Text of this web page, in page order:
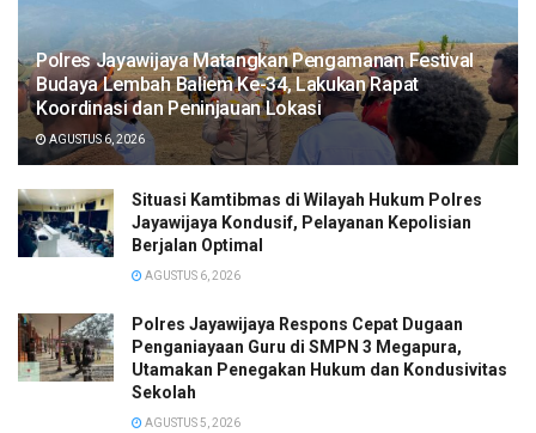
Polres Jayawijaya Matangkan Pengamanan Festival
Budaya Lembah Baliem Ke-34, Lakukan Rapat
Koordinasi dan Peninjauan Lokasi
AGUSTUS 6, 2026
Situasi Kamtibmas di Wilayah Hukum Polres
Jayawijaya Kondusif, Pelayanan Kepolisian
Berjalan Optimal
AGUSTUS 6, 2026
Polres Jayawijaya Respons Cepat Dugaan
Penganiayaan Guru di SMPN 3 Megapura,
Utamakan Penegakan Hukum dan Kondusivitas
Sekolah
AGUSTUS 5, 2026